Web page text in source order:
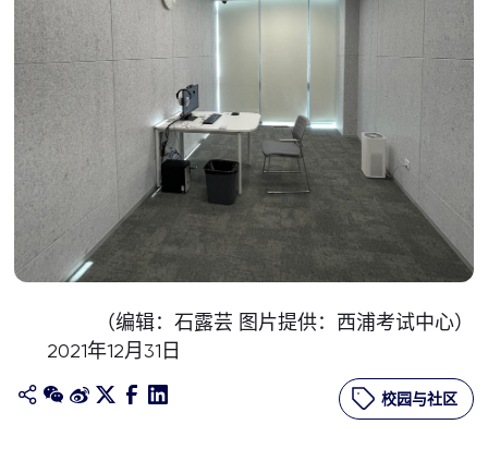
（编辑：石露芸 图片提供：西浦考试中心）
2021年12月31日
校园与社区